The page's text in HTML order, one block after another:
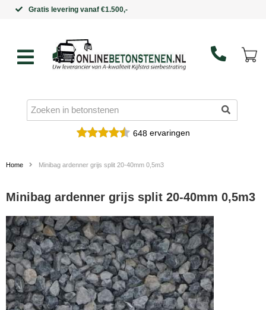
Binnen 5 werkdagen in huis
648ervaringen
Home Minibag ardenner grijs split 20-40mm 0,5m3
Minibag ardenner grijs split 20-40mm 0,5m3